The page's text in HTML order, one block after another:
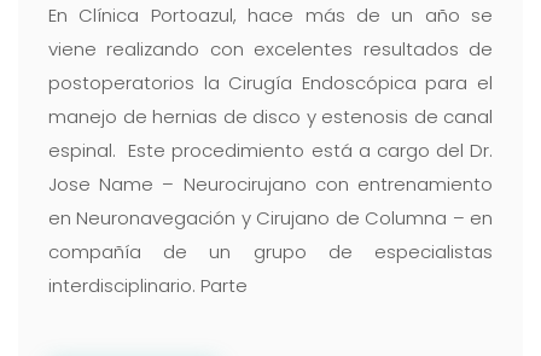
En Clínica Portoazul, hace más de un año se
viene realizando con excelentes resultados de
postoperatorios la Cirugía Endoscópica para el
manejo de hernias de disco y estenosis de canal
espinal. Este procedimiento está a cargo del Dr.
Jose Name – Neurocirujano con entrenamiento
en Neuronavegación y Cirujano de Columna – en
compañía de un grupo de especialistas
interdisciplinario. Parte